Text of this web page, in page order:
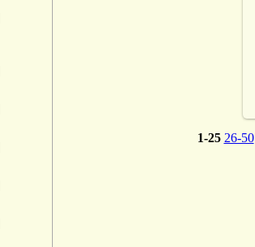
1-25 26-50